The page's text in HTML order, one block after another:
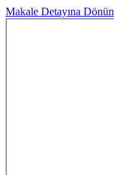
Makale Detayına Dönün